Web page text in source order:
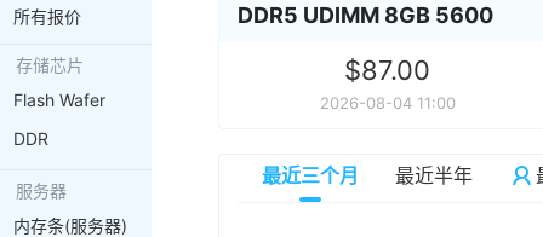
所有报价
存储芯片
Flash Wafer
DDR
服务器
内存条(服务器)
DDR5 UDIMM 8GB 5600
$87.00
2026-08-04 11:00
最近三个月 最近半年